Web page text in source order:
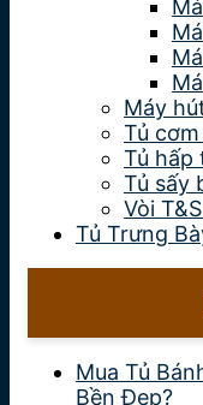
Máy
Tủ
Tủ hấp
Tủ sấy
Vòi
Tủ Trưng
Mua Tủ
Bền Đẹp?